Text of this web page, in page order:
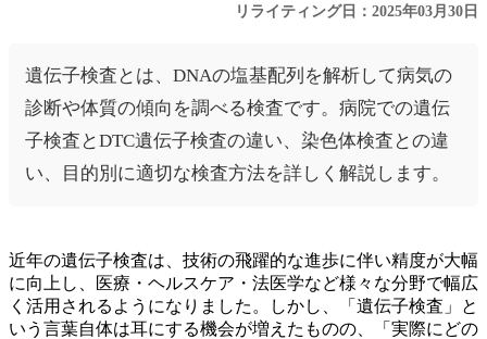
リライティング日：2025年03月30日
遺伝子検査とは、DNAの塩基配列を解析して病気の
診断や体質の傾向を調べる検査です。病院での遺伝
子検査とDTC遺伝子検査の違い、染色体検査との違
い、目的別に適切な検査方法を詳しく解説します。
近年の遺伝子検査は、技術の飛躍的な進歩に伴い精度が大幅
に向上し、医療・ヘルスケア・法医学など様々な分野で幅広
く活用されるようになりました。しかし、「遺伝子検査」と
いう言葉自体は耳にする機会が増えたものの、「実際にどの